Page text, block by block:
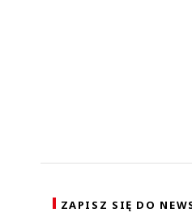
ZAPISZ SIĘ DO